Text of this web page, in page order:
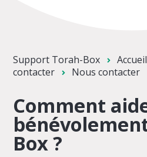
Support Torah-Box
contacter
Nous contacter
Comment
Box ?